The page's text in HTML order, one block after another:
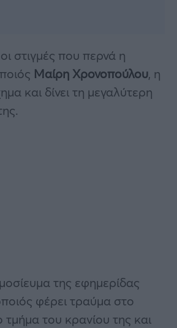
στιγμές που περνά η
Μαίρη Χρονοπούλου, η
και δίνει τη μεγαλύτερη
της εφημερίδας
φέρει τραύμα στο
τμήμα του κρανίου της και